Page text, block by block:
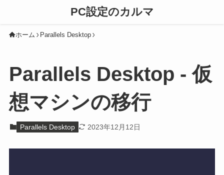
PC設定のカルマ
ホーム Parallels Desktop
Parallels Desktop - 仮
想マシンの移行
Parallels Desktop 2023年12月12日